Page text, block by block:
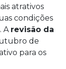
atrativos
condições
A revisão da
de
para os